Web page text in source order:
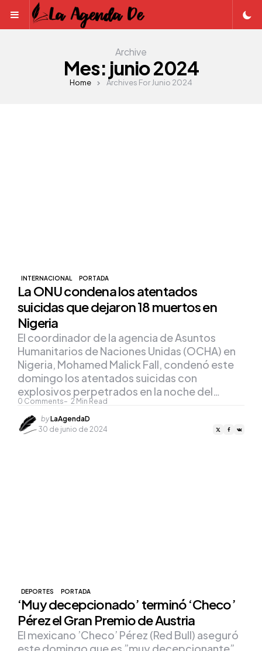
Menu
Archive
Mes: junio 2024
Home Archives For Junio 2024
INTERNACIONAL PORTADA
La ONU condena los atentados
suicidas que dejaron 18 muertos en
Nigeria
0 Comments 2 Min Read
El coordinador de la agencia de Asuntos
Humanitarios de Naciones Unidas (OCHA) en
Nigeria, Mohamed Malick Fall, condenó este
domingo los atentados suicidas con
explosivos perpetrados en la noche del…
Posted
by
byLaAgendaD
30 de junio de 2024
DEPORTES PORTADA
‘Muy decepcionado’ terminó ‘Checo’
Pérez el Gran Premio de Austria
El mexicano ’Checo’ Pérez (Red Bull) aseguró